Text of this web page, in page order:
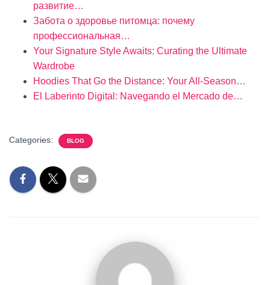
развитие…
Забота о здоровье питомца: почему
профессиональная…
Your Signature Style Awaits: Curating the Ultimate
Wardrobe
Hoodies That Go the Distance: Your All-Season…
El Laberinto Digital: Navegando el Mercado de…
Categories: BLOG